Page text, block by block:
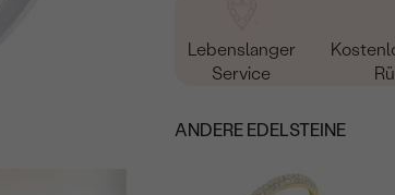
Lebenslanger
Service
ANDERE EDELSTEINE